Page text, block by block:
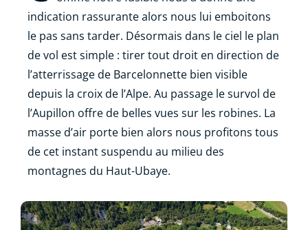
indication rassurante alors nous lui emboitons
le pas sans tarder. Désormais dans le ciel le plan
de vol est simple : tirer tout droit en direction de
l’atterrissage de Barcelonnette bien visible
depuis la croix de l’Alpe. Au passage le survol de
l’Aupillon offre de belles vues sur les robines. La
masse d’air porte bien alors nous profitons tous
de cet instant suspendu au milieu des
montagnes du Haut-Ubaye.